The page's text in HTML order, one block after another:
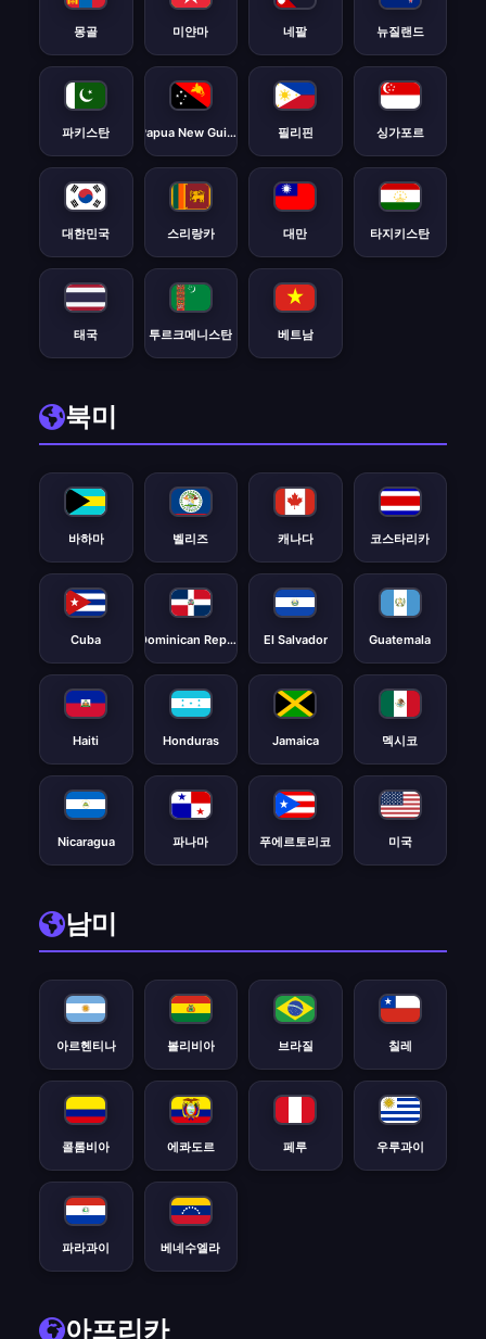
몽골 미얀마 네팔 뉴질랜드
파키스탄 Papua New Guinea 필리핀 싱가포르
대한민국 스리랑카 대만 타지키스탄
태국 투르크메니스탄 베트남
북미
바하마 벨리즈 캐나다 코스타리카
Cuba Dominican Republic El Salvador Guatemala
Haiti Honduras Jamaica 멕시코
Nicaragua 파나마 푸에르토리코 미국
남미
아르헨티나 볼리비아 브라질 칠레
콜롬비아 에콰도르 페루 우루과이
파라과이 베네수엘라
아프리카